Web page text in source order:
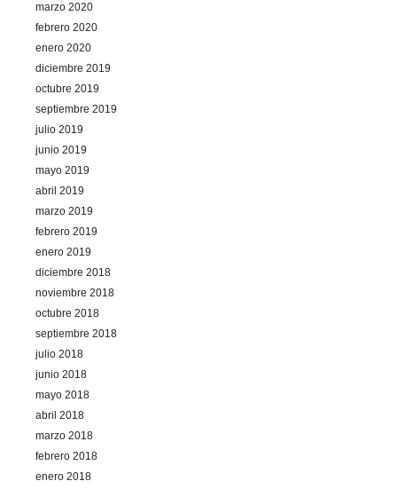
marzo 2020
febrero 2020
enero 2020
diciembre 2019
octubre 2019
septiembre 2019
julio 2019
junio 2019
mayo 2019
abril 2019
marzo 2019
febrero 2019
enero 2019
diciembre 2018
noviembre 2018
octubre 2018
septiembre 2018
julio 2018
junio 2018
mayo 2018
abril 2018
marzo 2018
febrero 2018
enero 2018